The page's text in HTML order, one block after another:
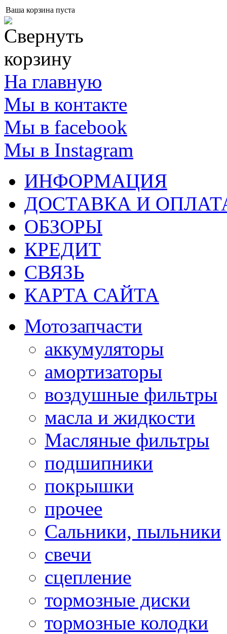
Ваша корзина пуста
На главную
Мы в контакте
Мы в facebook
Мы в Instagram
ИНФОРМАЦИЯ
ДОСТАВКА И
ОБЗОРЫ
КРЕДИТ
СВЯЗЬ
КАРТА САЙТА
Мотозапчасти
аккумуляторы
амортизаторы
воздушные фильтры
масла и жидкости
Масляные фильтры
подшипники
покрышки
прочее
Сальники, пыльники
свечи
сцепление
тормозные диски
тормозные колодки